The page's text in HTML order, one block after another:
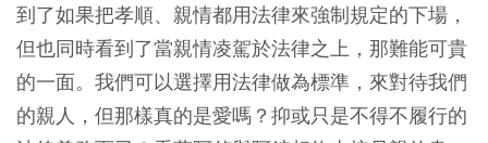
到了如果把孝順、親情都用法律來強制規定的下場，
但也同時看到了當親情凌駕於法律之上，那難能可貴
的一面。我們可以選擇用法律做為標準，來對待我們
的親人，但那樣真的是愛嗎？抑或只是不得不履行的